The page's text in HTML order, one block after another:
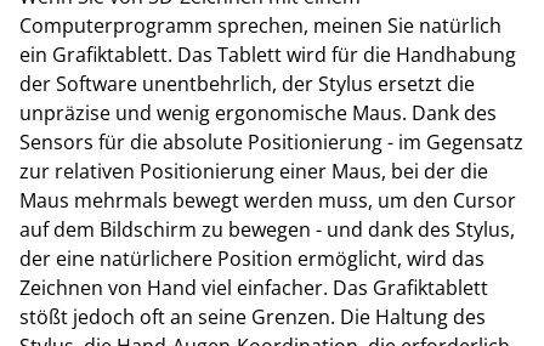
Computerprogramm sprechen, meinen Sie natürlich
ein Grafiktablett. Das Tablett wird für die Handhabung
der Software unentbehrlich, der Stylus ersetzt die
unpräzise und wenig ergonomische Maus. Dank des
Sensors für die absolute Positionierung - im Gegensatz
zur relativen Positionierung einer Maus, bei der die
Maus mehrmals bewegt werden muss, um den Cursor
auf dem Bildschirm zu bewegen - und dank des Stylus,
der eine natürlichere Position ermöglicht, wird das
Zeichnen von Hand viel einfacher. Das Grafiktablett
stößt jedoch oft an seine Grenzen. Die Haltung des